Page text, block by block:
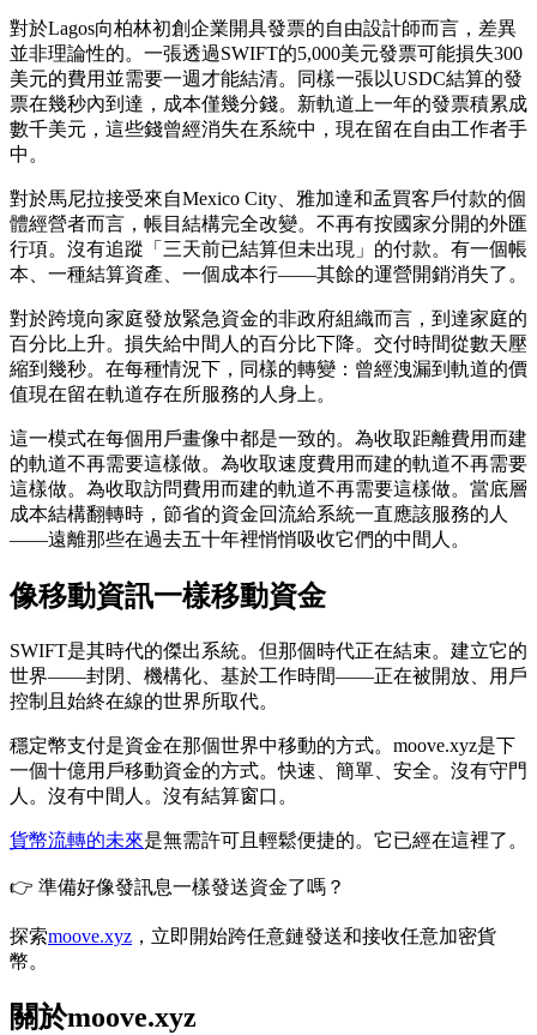
對於Lagos向柏林初創企業開具發票的自由設計師而言，差異
並非理論性的。一張透過SWIFT的5,000美元發票可能損失300
美元的費用並需要一週才能結清。同樣一張以USDC結算的發
票在幾秒內到達，成本僅幾分錢。新軌道上一年的發票積累成
數千美元，這些錢曾經消失在系統中，現在留在自由工作者手
中。
對於馬尼拉接受來自Mexico City、雅加達和孟買客戶付款的個
體經營者而言，帳目結構完全改變。不再有按國家分開的外匯
行項。沒有追蹤「三天前已結算但未出現」的付款。有一個帳
本、一種結算資產、一個成本行——其餘的運營開銷消失了。
對於跨境向家庭發放緊急資金的非政府組織而言，到達家庭的
百分比上升。損失給中間人的百分比下降。交付時間從數天壓
縮到幾秒。在每種情況下，同樣的轉變：曾經洩漏到軌道的價
值現在留在軌道存在所服務的人身上。
這一模式在每個用戶畫像中都是一致的。為收取距離費用而建
的軌道不再需要這樣做。為收取速度費用而建的軌道不再需要
這樣做。為收取訪問費用而建的軌道不再需要這樣做。當底層
成本結構翻轉時，節省的資金回流給系統一直應該服務的人
——遠離那些在過去五十年裡悄悄吸收它們的中間人。
像移動資訊一樣移動資金
SWIFT是其時代的傑出系統。但那個時代正在結束。建立它的
世界——封閉、機構化、基於工作時間——正在被開放、用戶
控制且始終在線的世界所取代。
穩定幣支付是資金在那個世界中移動的方式。moove.xyz是下
一個十億用戶移動資金的方式。快速、簡單、安全。沒有守門
人。沒有中間人。沒有結算窗口。
貨幣流轉的未來是無需許可且輕鬆便捷的。它已經在這裡了。
👉 準備好像發訊息一樣發送資金了嗎？
探索moove.xyz ，立即開始跨任意鏈發送和接收任意加密貨
幣。
關於moove.xyz